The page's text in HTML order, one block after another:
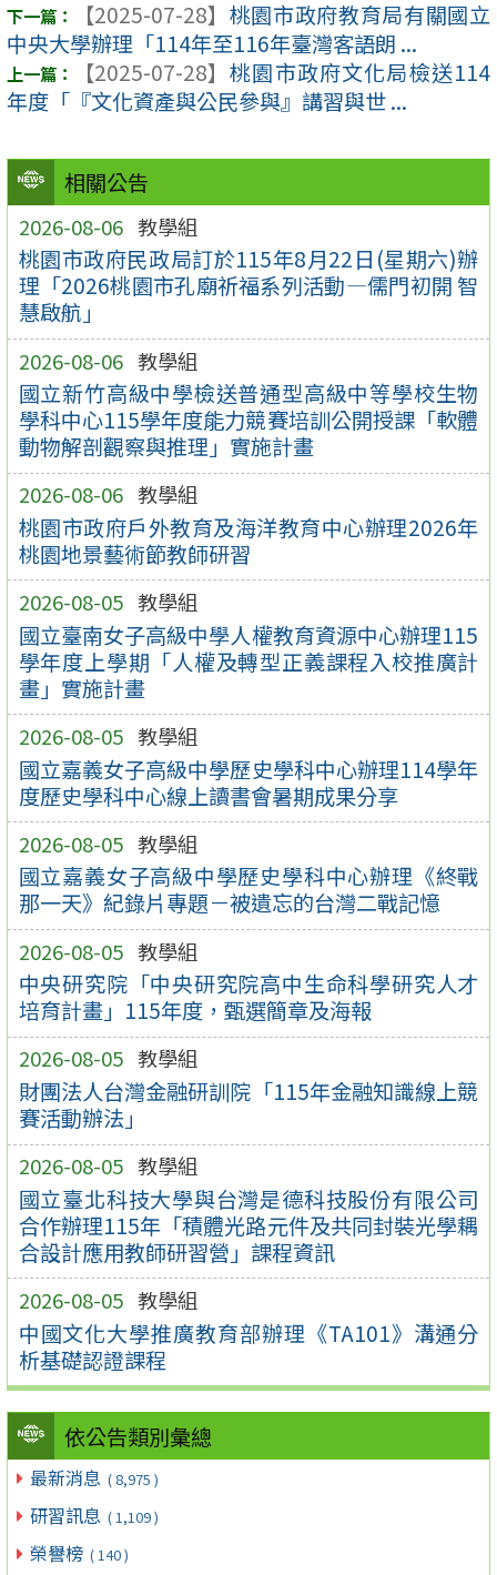
相關公告
2026-08-06 教學組
桃園市政府民政局訂於115年8月22日(星期六)辦
理「2026桃園市孔廟祈福系列活動—儒門初開 智
慧啟航」
2026-08-06 教學組
國立新竹高級中學檢送普通型高級中等學校生物
學科中心115學年度能力競賽培訓公開授課「軟體
動物解剖觀察與推理」實施計畫
2026-08-06 教學組
桃園市政府戶外教育及海洋教育中心辦理2026年
桃園地景藝術節教師研習
2026-08-05 教學組
國立臺南女子高級中學人權教育資源中心辦理115
學年度上學期「人權及轉型正義課程入校推廣計
畫」實施計畫
2026-08-05 教學組
國立嘉義女子高級中學歷史學科中心辦理114學年
度歷史學科中心線上讀書會暑期成果分享
2026-08-05 教學組
國立嘉義女子高級中學歷史學科中心辦理《終戰
那一天》紀錄片專題－被遺忘的台灣二戰記憶
2026-08-05 教學組
中央研究院「中央研究院高中生命科學研究人才
培育計畫」115年度，甄選簡章及海報
2026-08-05 教學組
財團法人台灣金融研訓院「115年金融知識線上競
賽活動辦法」
2026-08-05 教學組
國立臺北科技大學與台灣是德科技股份有限公司
合作辦理115年「積體光路元件及共同封裝光學耦
合設計應用教師研習營」課程資訊
2026-08-05 教學組
中國文化大學推廣教育部辦理《TA101》溝通分
析基礎認證課程
依公告類別彙總
最新消息 ( 8,975 )
研習訊息 ( 1,109 )
榮譽榜 ( 140 )
【2025-07-28】 桃園市政府教育局有關國立
中央大學辦理「114年至116年臺灣客語朗 ...
【2025-07-28】 桃園市政府文化局檢送114
年度「『文化資產與公民參與』講習與世 ...